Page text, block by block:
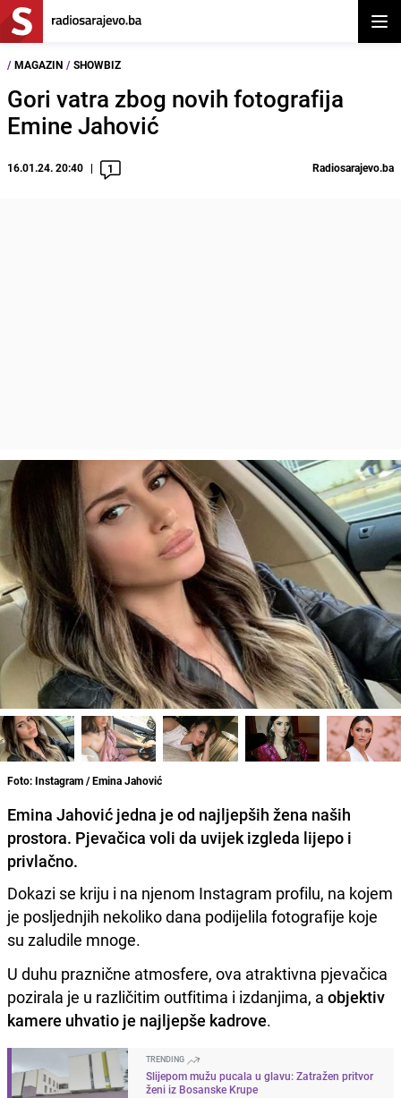
/ MAGAZIN / SHOWBIZ
Gori vatra zbog novih fotografija
Emine Jahović
16.01.24. 20:40 1 Radiosarajevo.ba
Foto: Instagram / Emina Jahović
Emina Jahović jedna je od najljepših žena naših
prostora. Pjevačica voli da uvijek izgleda lijepo i
privlačno.
Dokazi se kriju i na njenom Instagram profilu, na kojem
je posljednjih nekoliko dana podijelila fotografije koje
su zaludile mnoge.
U duhu praznične atmosfere, ova atraktivna pjevačica
pozirala je u različitim outfitima i izdanjima, a objektiv
kamere uhvatio je najljepše kadrove.
TRENDING
Slijepom mužu pucala u glavu: Zatražen pritvor
ženi iz Bosanske Krupe